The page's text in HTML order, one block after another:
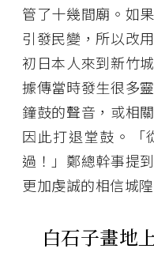
管了十幾間廟。如
引發民變，所以改
初日本人來到新竹
據傳當時發生很多
鐘鼓的聲音，或相
因此打退堂鼓。「
過！」鄭總幹事提
更加虔誠的相信城
白石子畫地